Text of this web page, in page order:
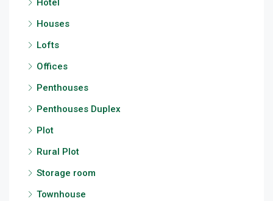
Hotel
Houses
Lofts
Offices
Penthouses
Penthouses Duplex
Plot
Rural Plot
Storage room
Townhouse